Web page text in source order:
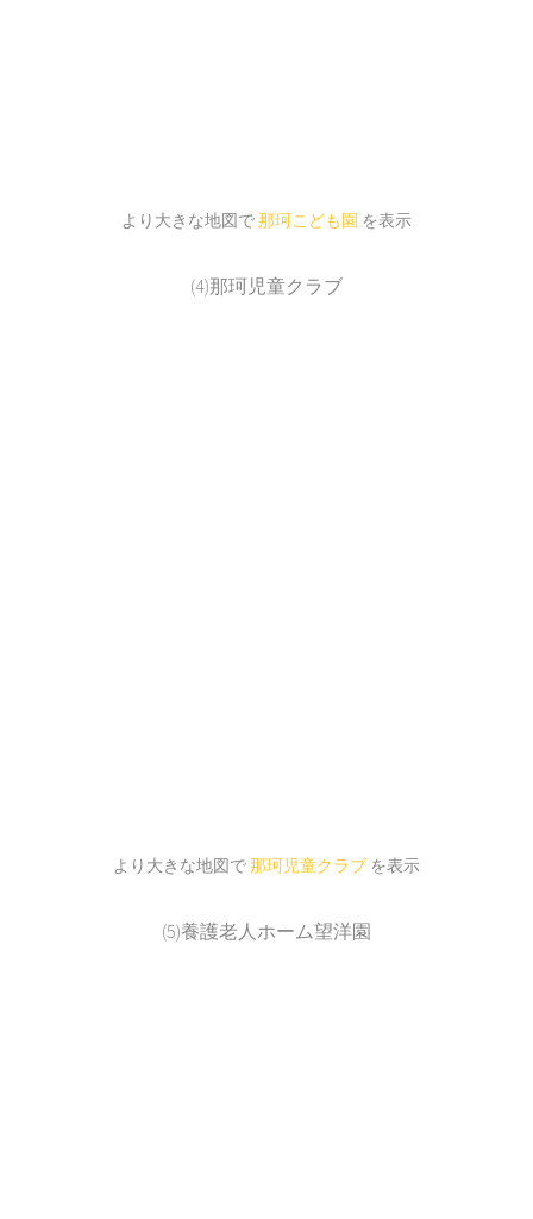
より大きな地図で那珂こども園 を表示
(4)那珂児童クラブ
より大きな地図で那珂児童クラブ を表示
(5)養護老人ホーム望洋園